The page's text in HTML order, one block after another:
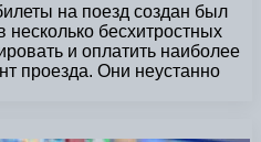
на поезд создан был
несколько бесхитростных
и оплатить наиболее
проезда. Они неустанно